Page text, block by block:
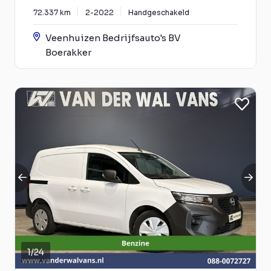
72.337 km 2-2022 Handgeschakeld
Veenhuizen Bedrijfsauto's BV
Boerakker
1/24